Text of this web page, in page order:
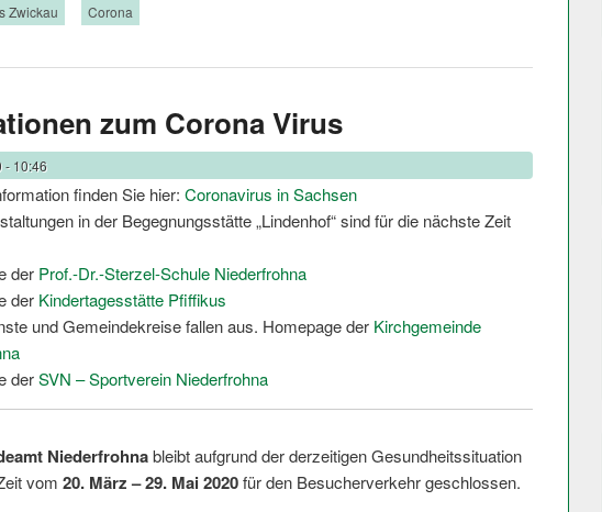
Zwickau Corona
zum Corona Virus
- 10:46
finden Sie hier: Coronavirus in Sachsen
in der Begegnungsstätte „Lindenhof“ sind für die nächste Zeit
der Prof.-Dr.-Sterzel-Schule Niederfrohna
der Kindertagesstätte Pfiffikus
und Gemeindekreise fallen aus. Homepage der Kirchgemeinde
derSVN – Sportverein Niederfrohna
Niederfrohnableibt aufgrund der derzeitigen Gesundheitssi­tuation
vom 20. März – 29. Mai 2020für den Besucherverkehr geschlossen.